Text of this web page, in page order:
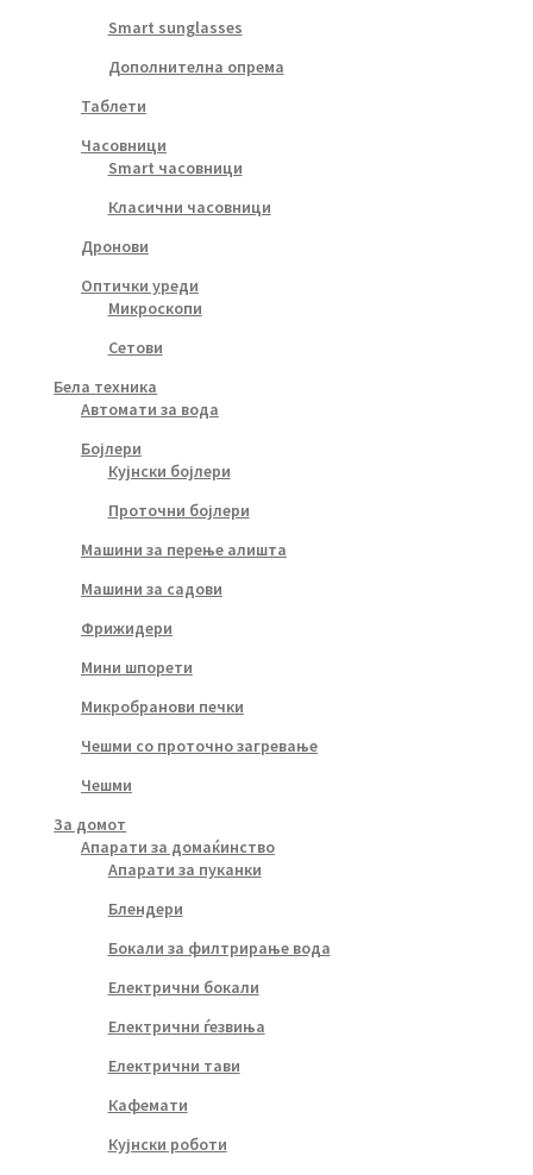
Smart sunglasses
Дополнителна опрема
Таблети
Часовници
Smart часовници
Класични часовници
Дронови
Оптички уреди
Микроскопи
Сетови
Бела техника
Автомати за вода
Бојлери
Кујнски бојлери
Проточни бојлери
Машини за перење алишта
Машини за садови
Фрижидери
Мини шпорети
Микробранови печки
Чешми со проточно загревање
Чешми
За домот
Апарати за домаќинство
Апарати за пуканки
Блендери
Бокали за филтрирање вода
Електрични бокали
Електрични ѓезвиња
Електрични тави
Кафемати
Кујнски роботи